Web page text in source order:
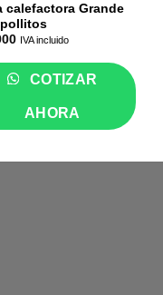
calefactora Grande
IVA incluido
COTIZAR
AHORA